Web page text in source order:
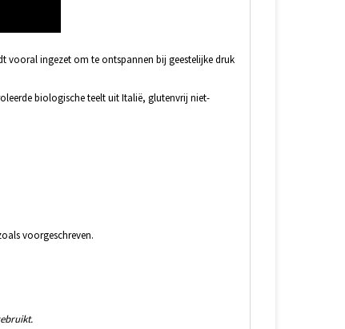
vooral ingezet om te ontspannen bij geestelijke druk
biologische teelt uit Italië, glutenvrij niet-
voorgeschreven.